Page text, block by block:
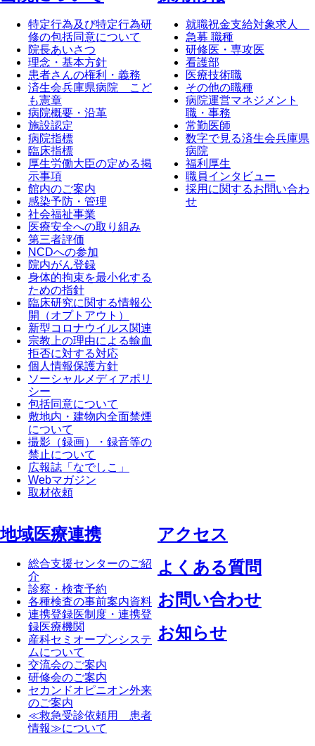
特定行為及び特定行為研
修の包括同意について
院長あいさつ
理念・基本方針
患者さんの権利・義務
済生会兵庫県病院 こど
も憲章
病院概要・沿革
施設認定
病院指標
臨床指標
厚生労働大臣の定める掲
示事項
館内のご案内
感染予防・管理
社会福祉事業
医療安全への取り組み
第三者評価
NCDへの参加
院内がん登録
身体的拘束を最小化する
ための指針
臨床研究に関する情報公
開（オプトアウト）
新型コロナウイルス関連
宗教上の理由による輸血
拒否に対する対応
個人情報保護方針
ソーシャルメディアポリ
シー
包括同意について
敷地内・建物内全面禁煙
について
撮影（録画）・録音等の
禁止について
広報誌「なでしこ」
Webマガジン
取材依頼
就職祝金支給対象求人
急募 職種
研修医・専攻医
看護部
医療技術職
その他の職種
病院運営マネジメント
職・事務
常勤医師
数字で見る済生会兵庫県
病院
福利厚生
職員インタビュー
採用に関するお問い合わ
せ
地域医療連携
総合支援センターのご紹
介
診察・検査予約
各種検査の事前案内資料
連携登録医制度・連携登
録医療機関
産科セミオープンシステ
ムについて
交流会のご案内
研修会のご案内
セカンドオピニオン外来
のご案内
≪救急受診依頼用 患者
情報≫について
アクセス
よくある質問
お問い合わせ
お知らせ